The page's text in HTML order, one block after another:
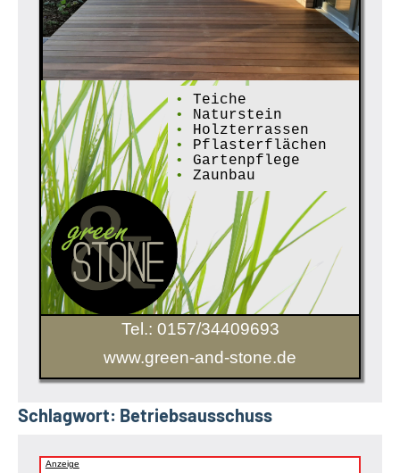
•
Teiche
•
Naturstein
•
Holzterrassen
•
Pflasterflächen
•
Gartenpflege
•
Zaunbau
Tel.: 0157/34409693
www.green-and-stone.de
Schlagwort: Betriebsausschuss
Anzeige